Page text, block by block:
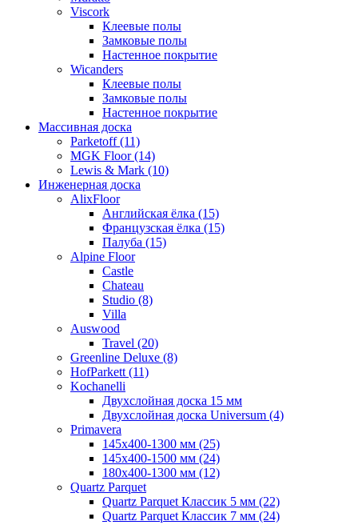
Viscork
Клеевые полы
Замковые полы
Настенное покрытие
Wicanders
Клеевые полы
Замковые полы
Настенное покрытие
Массивная доска
Parketoff (11)
MGK Floor (14)
Lewis & Mark (10)
Инженерная доска
AlixFloor
Английская ёлка (15)
Французская ёлка (15)
Палуба (15)
Alpine Floor
Castle
Chateau
Studio (8)
Villa
Auswood
Travel (20)
Greenline Deluxe (8)
HofParkett (11)
Kochanelli
Двухслойная доска 15 мм
Двухслойная доска Universum (4)
Primavera
145x400-1300 мм (25)
145x400-1500 мм (24)
180x400-1300 мм (12)
Quartz Parquet
Quartz Parquet Классик 5 мм (22)
Quartz Parquet Классик 7 мм (24)